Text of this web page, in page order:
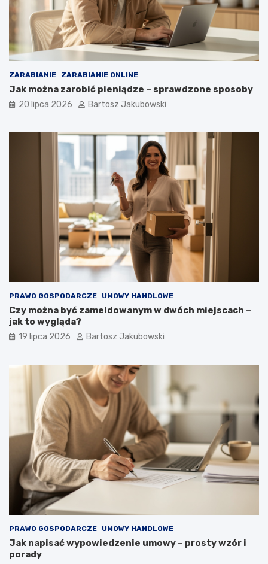
ZARABIANIE ZARABIANIE ONLINE
Jak można zarobić pieniądze – sprawdzone sposoby
20 lipca 2026 Bartosz Jakubowski
PRAWO GOSPODARCZE UMOWY HANDLOWE
Czy można być zameldowanym w dwóch miejscach –
jak to wygląda?
19 lipca 2026 Bartosz Jakubowski
PRAWO GOSPODARCZE UMOWY HANDLOWE
Jak napisać wypowiedzenie umowy – prosty wzór i
porady